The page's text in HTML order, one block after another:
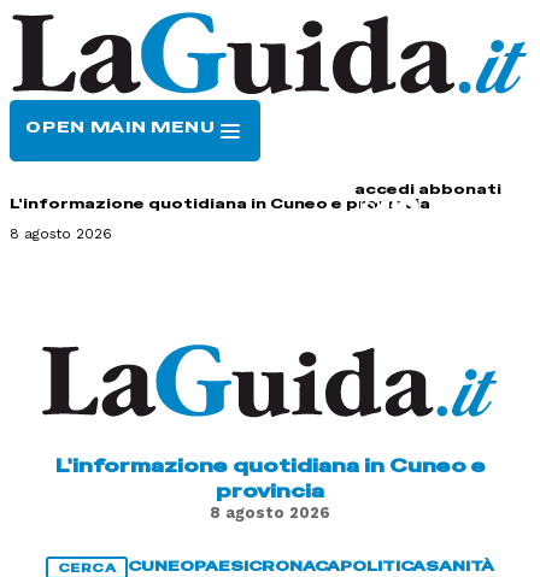
OPEN MAIN MENU
accedi abbonati
L'informazione quotidiana in Cuneo e provincia
8 agosto 2026
L'informazione quotidiana in Cuneo e
provincia
8 agosto 2026
CERCA CUNEOPAESICRONACAPOLITICASANITÀ